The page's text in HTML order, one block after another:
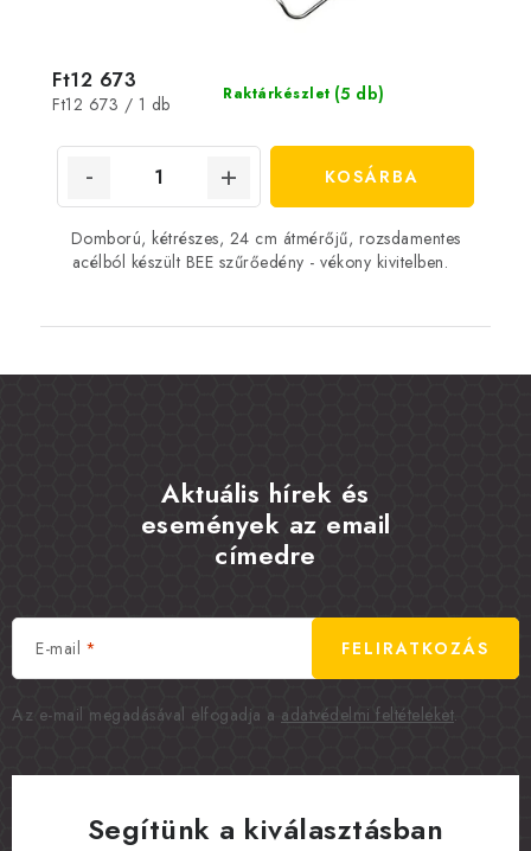
Raktárkészlet (5 db)
Ft12 673
Egységár:
Ft12 673 / 1 db
KOSÁRBA
Domború, kétrészes, 24 cm átmérőjű, rozsdamentes
acélból készült BEE szűrőedény - vékony kivitelben.
Aktuális hírek és
események az email
címedre
E-mail
Az e-mail megadásával elfogadja a adatvédelmi feltételeket.
FELIRATKOZÁS
Segítünk a kiválasztásban